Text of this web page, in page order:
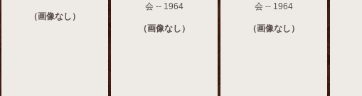
（画像なし）
会 -- 1964
（画像なし）
会 -- 1964
（画像なし）